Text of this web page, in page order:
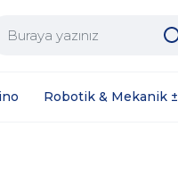
Robotik & Mekanik ±